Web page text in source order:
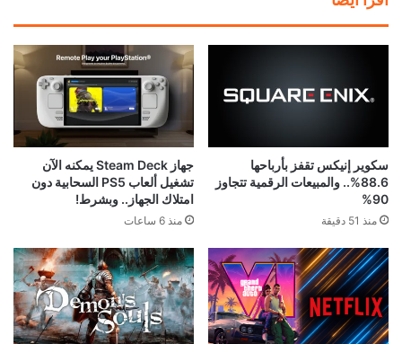
سكوير إنيكس تقفز بأرباحها
88.6%.. والمبيعات الرقمية تتجاوز
90%
منذ 51 دقيقة
جهاز Steam Deck يمكنه الآن
تشغيل ألعاب PS5 السحابية دون
امتلاك الجهاز.. وبشرط!
منذ 6 ساعات